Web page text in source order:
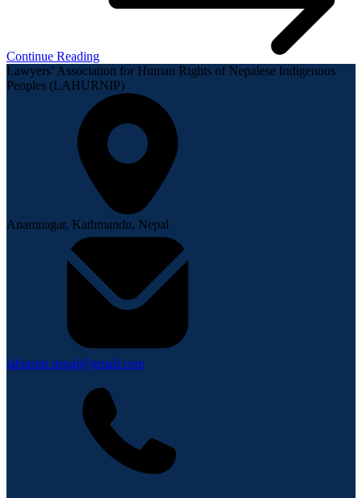
Continue Reading
Lawyers’ Association for Human Rights of Nepalese Indigenous
Peoples (LAHURNIP)
Anamnagar, Kathmandu, Nepal
lahurnip.nepal@gmail.com